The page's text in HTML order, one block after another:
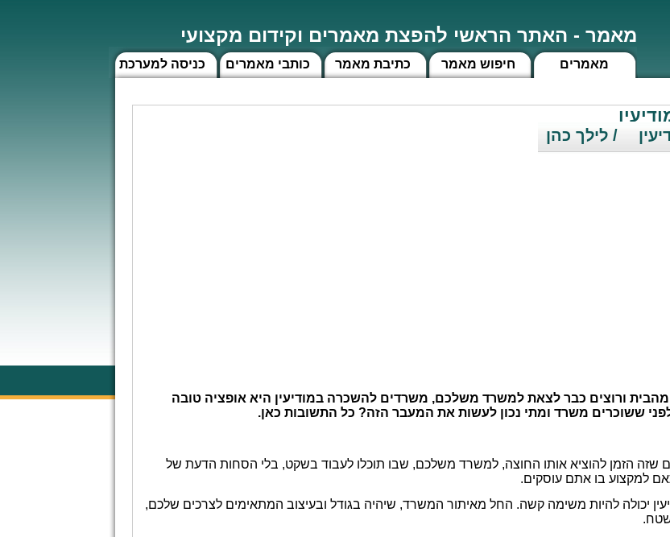
מאמר - האתר הראשי להפצת מאמרים וקידום מקצועי
כניסה למערכת כותבי מאמרים כתיבת מאמר חיפוש מאמר מאמרים
/ לילך כהן
ורוצים כבר לצאת למשרד משלכם, משרדים להשכרה במודיעין היא אופציה טובה
ששוכרים משרד ומתי נכון לעשות את המעבר הזה? כל התשובות כאן.
שזה הזמן להוציא אותו החוצה, למשרד משלכם, שבו תוכלו לעבוד בשקט, בלי הסחות הדעת של
למקצוע בו אתם עוסקים.
יכולה להיות משימה קשה. החל מאיתור המשרד, שיהיה בגודל ובעיצוב המתאימים לצרכים שלכם,